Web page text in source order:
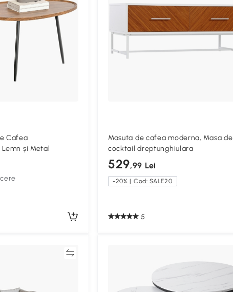
Cafea
și Metal
Masuta de cafea moderna, Masa de
cocktail dreptunghiulara
529,99 Lei
-20% | Cod: SALE20
5